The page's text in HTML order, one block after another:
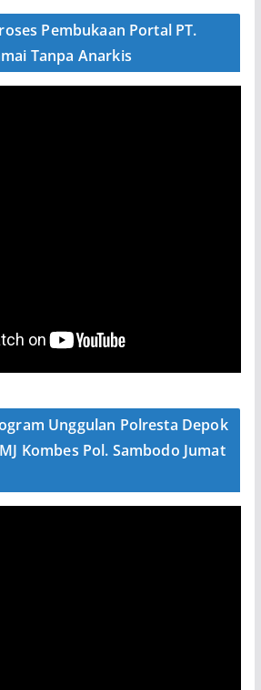
Pembukaan Portal PT.
Tanpa Anarkis
Unggulan Polresta Depok
Kombes Pol. Sambodo Jumat